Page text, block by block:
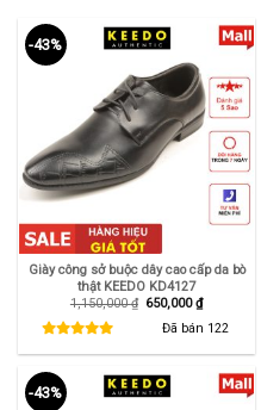
-43%
Giày công sở buộc dây cao cấp da bò
thật KEEDO KD4127
1,150,000₫ Giá
650,000₫Giá
hiện
tại
Đã bán 122
-43%